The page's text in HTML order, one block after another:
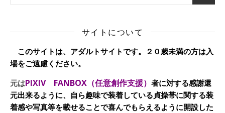
サイトについて
このサイトは、アダルトサイトです。２０歳未満の方は入
場をご遠慮ください。
元はPIXIV FANBOX（任意創作支援） 者に対する感謝還
元出来るように、自ら趣味で装着している貞操帯に関する装
着感や写真等を載せることで喜んでもらえるように開設した